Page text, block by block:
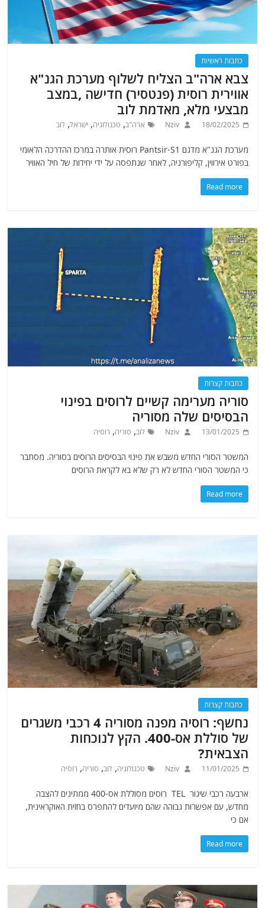
כתבות ראשיות
צבא ארה"ב הצליח לשלוף מערכת הגנ"א
אווירית רוסית (פנטסיר) חדישה ,במצב
מבצעי מלא, מאדמת לוב
18/02/2025
Nziv ארה"ב, טכנולוגיה, ישראל, לוב
מערכת הגנ"א מדגם Pantsir-S1 רוסית אותרה במרכז ההדרכה הלאומי
בפורט אירווין, קליפורניה, לאחר שנתפסה על ידי יחידות של חיל האוויר
Read more
כתבות קצרות
סוריה מערימה קשיים לרוסים בפינוי
הבסיסים שלה מסוריה
13/01/2025
Nziv לוב, סוריה, רוסיה
המשטר הסורי החדש משבש את פינוי הבסיסים הרוסים בסוריה. מסתבר
כי המשטר הסורי החדש לא רק שלא בא לקראת הרוסים
Read more
כתבות קצרות
נחשף: רוסיה מפנה מסוריה 4 רכבי משגרים
של סוללת אס-400. הקץ לנוכחות
הצבאית?
11/01/2025
Nziv טכנולוגיה, לוב, סוריה, רוסיה
ארבעה רכבי שיגור TEL רוסים מסוללת אס-400 ממתינים להצבה
מחדש, עם אפשרות גבוהה שהם מיועדים להתפרס בחזית האוקראינית,
אם כי
Read more